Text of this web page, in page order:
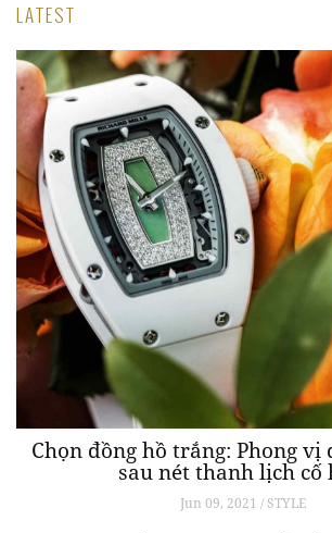
LATEST
Chọn đồng hồ trắng: Phong vị
sau nét thanh lịch cố
Jun 09, 2021 / STYLE